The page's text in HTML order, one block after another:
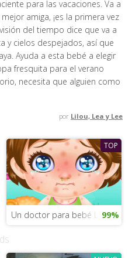
para las vacaciones. Va a
amiga, ¡es la primera vez
del tiempo dice que va a
y cielos despejados, así que
Ayuda a esta bebé a elegir
fresquita para el verano
necesita que alguien como
por Lilou, Lea y Lee
TOP
Un doctor para bebé Lily99%